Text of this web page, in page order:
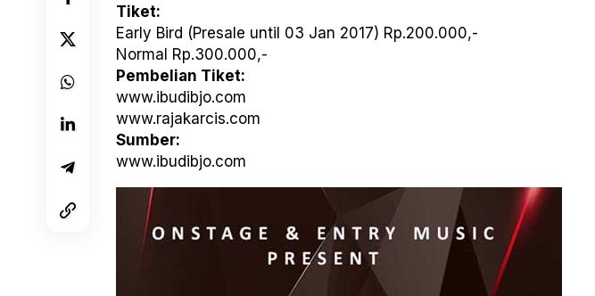
Tiket:
Early Bird (Presale until 03 Jan 2017) Rp.200.000,-
Normal Rp.300.000,-
Pembelian Tiket:
www.ibudibjo.com
www.rajakarcis.com
Sumber:
www.ibudibjo.com